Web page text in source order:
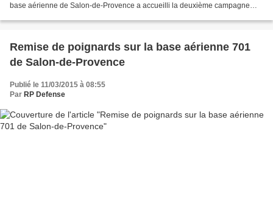
base aérienne de Salon-de-Provence a accueilli la deuxième campagne
Remise de poignards sur la base aérienne 701
de Salon-de-Provence
Publié le 11/03/2015 à 08:55
Par RP Defense